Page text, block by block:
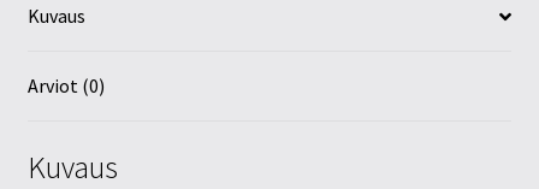
Kuvaus
Arviot (0)
Kuvaus